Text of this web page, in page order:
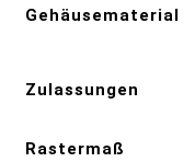
Gehäusematerial
Zulassungen
Rastermaß